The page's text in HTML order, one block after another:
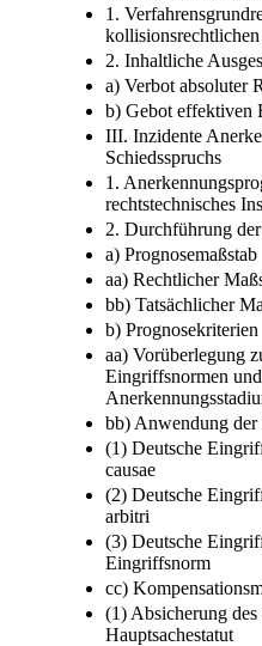
1.
2. Inhaltliche
a) Verbot absoluter
b) Gebot effektiven
III. Inzidente
Schiedsspruchs
1.
rechtstechnisches
2. Durchführung
a) Prognosemaßstab
aa) Rechtlicher
bb) Tatsächlicher
b) Prognosekriterien
aa) Vorüberlegung
Eingriffsnormen
bb) Anwendung
(1) Deutsche
causae
(2) Deutsche
arbitri
(3) Deutsche
Eingriffsnorm
cc)
(1) Absicherung
Hauptsachestatut